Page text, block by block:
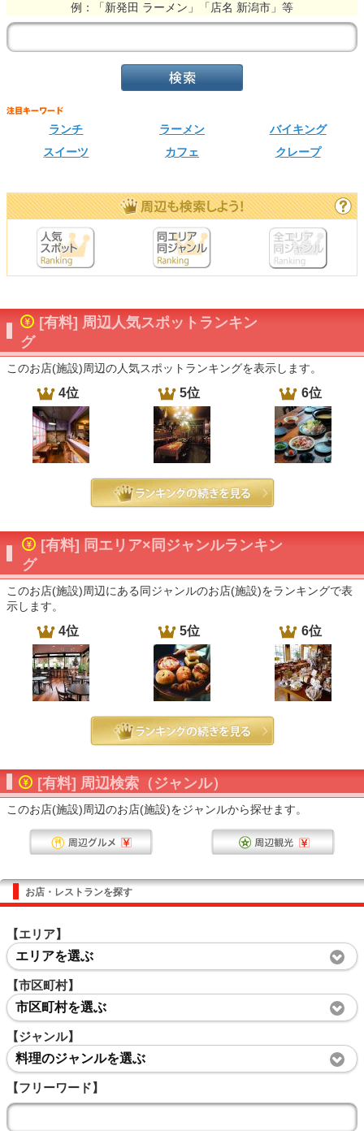
例：「新発田 ラーメン」「店名 新潟市」等
ランチ ラーメン
バイキング
スイーツ
カフェ クレープ
[有料] 周辺人気スポットランキン
グ
このお店(施設)周辺の人気スポットランキングを表示します。
4位 5位 6位
[有料] 同エリア×同ジャンルランキン
グ
このお店(施設)周辺にある同ジャンルのお店(施設)をランキングで表
示します。
4位 5位 6位
[有料] 周辺検索（ジャンル）
このお店(施設)周辺のお店(施設)をジャンルから探せます。
お店・レストランを探す
【エリア】
エリアを選ぶ
【市区町村】
市区町村を選ぶ
【ジャンル】
料理のジャンルを選ぶ
【フリーワード】